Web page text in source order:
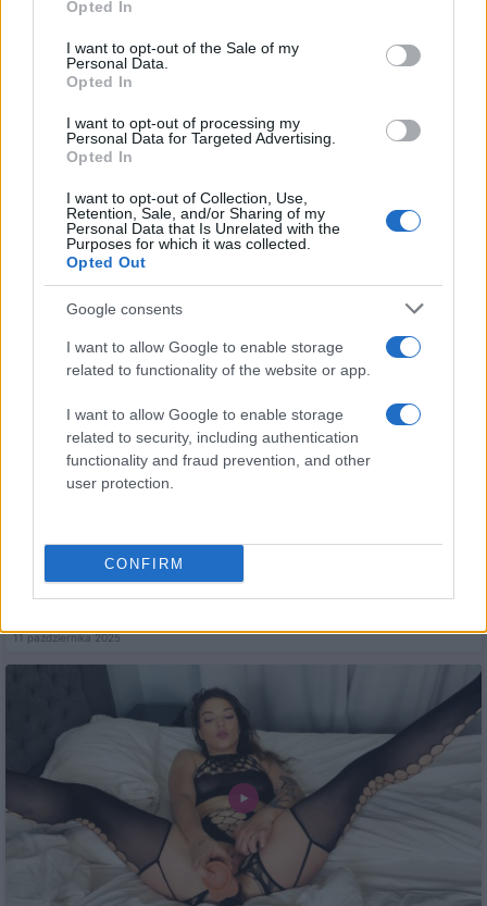
use your data for below specified purposes in below Google
consent section.
Opted In
I want to opt-out of the Sale of my
Personal Data.
Opted In
I want to opt-out of processing my
Personal Data for Targeted Advertising.
Opted In
I want to opt-out of Collection, Use,
Retention, Sale, and/or Sharing of my
Personal Data that Is Unrelated with the
Purposes for which it was collected.
Opted Out
Google consents
I want to allow Google to enable storage
related to functionality of the website or app.
I want to allow Google to enable storage
related to security, including authentication
functionality and fraud prevention, and other
user protection.
CONFIRM
Hydraulik
21 sierpnia 2025
11 października 2025